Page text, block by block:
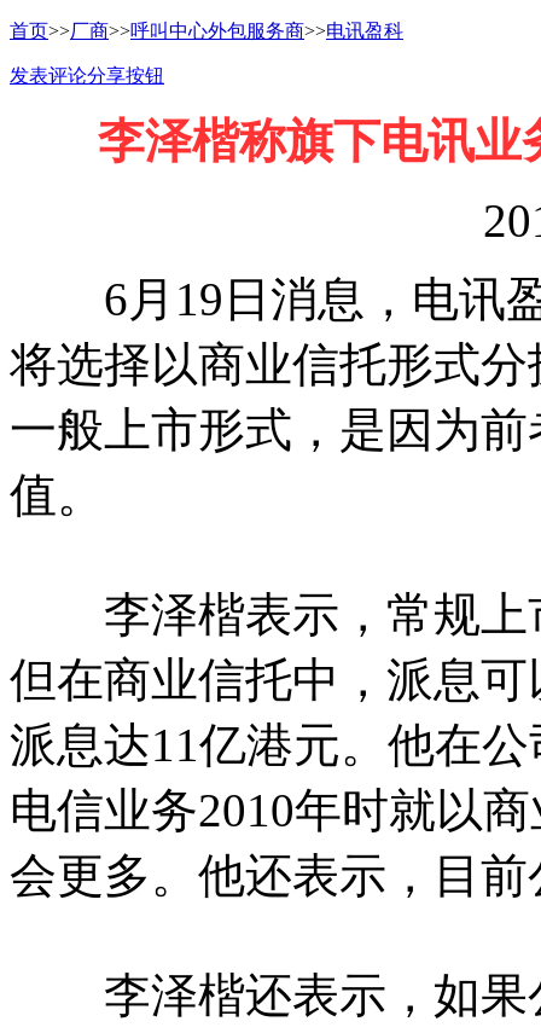
首页>>厂商>>呼叫中心外包服务商>>电讯盈科
发表评论分享按钮
李泽楷称旗下电讯
6月19日消息，电讯盈
将选择以商业信托形式
一般上市形式，是因为
值。
李泽楷表示，常规上
但在商业信托中，派息
派息达11亿港元。他在
电信业务2010年时就以
会更多。他还表示，目
李泽楷还表示，如果